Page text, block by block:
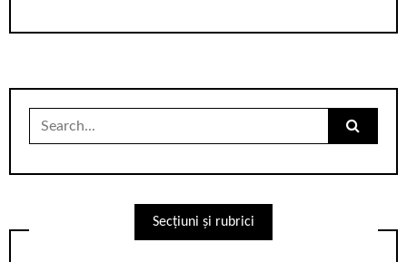
Search
Secțiuni și rubrici